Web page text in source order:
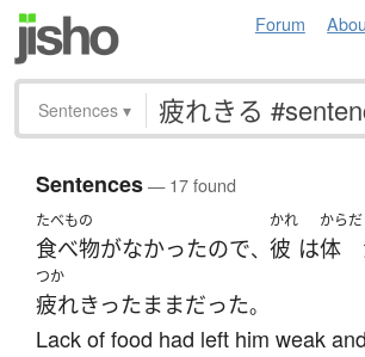
Forum
Sentences ▾
Sentences— 17 found
たべもの
食べ物がなかったので、
かれ
彼 は
からだ
体
つか
疲れきったままだった。
Lack of food had left him weak